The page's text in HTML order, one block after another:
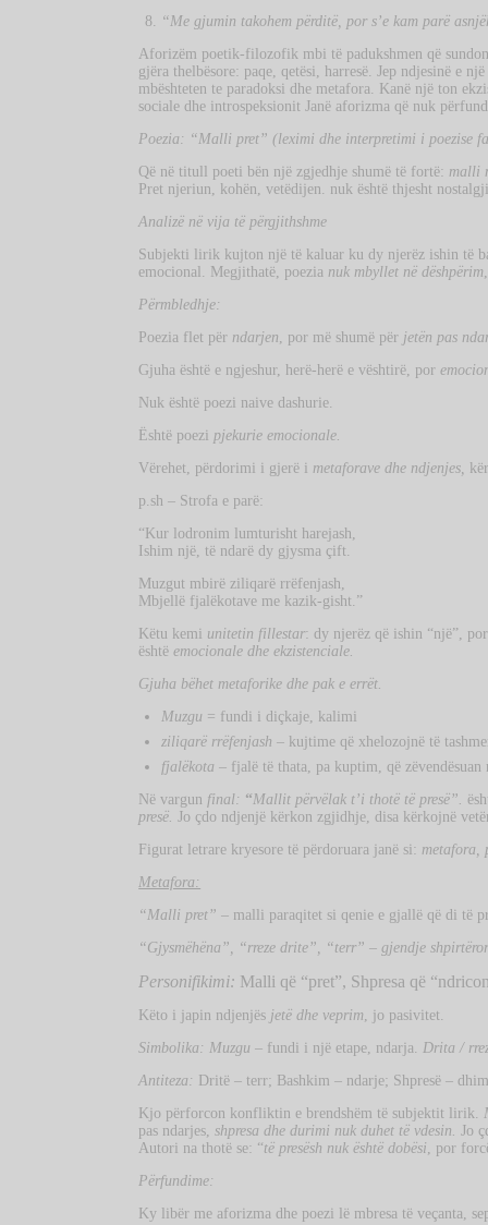
“Me gjumin takohem përditë, por s’e kam parë
Aforizëm poetik-filozofik mbi të padukshmen që
gjëra thelbësore: paqe, qetësi, harresë. Jep ndjesinë e
mbështeten te paradoksi dhe metafora. Kanë një ton
sociale dhe introspeksionit Janë aforizma që nuk
Poezia: “Malli pret” (leximi dhe interpretimi i poezise
Që në titull poeti bën një zgjedhje shumë të fortë: malli
Pret njeriun, kohën, vetëdijen. nuk është thjesht
Analizë në vija të përgjithshme
Subjekti lirik kujton një të kaluar ku dy njerëz ishin të
emocional. Megjithatë, poezia nuk mbyllet në dëshpërim
Përmbledhje:
Poezia flet për ndarjen, por më shumë për jetën pas
Gjuha është e ngjeshur, herë-herë e vështirë, por
Nuk është poezi naive dashurie.
Është poezi pjekurie emocionale.
Vërehet, përdorimi i gjerë i metaforave dhe ndjenjes,
p.sh – Strofa e parë:
“Kur lodronim lumturisht harejash,
Ishim një, të ndarë dy gjysma çift.
Muzgut mbirë ziliqarë rrëfenjash,
Mbjellë fjalëkotave me kazik-gisht.”
Këtu kemi unitetin fillestar: dy njerëz që ishin “një”,
ështëemocionale dhe ekzistenciale.
Gjuha bëhet metaforike dhe pak e errët.
Muzgu = fundi i diçkaje, kalimi
ziliqarë rrëfenjash – kujtime që xhelozojnë të
fjalëkota– fjalë të thata, pa kuptim, që zëvendësuan
Në vargun final: “Mallit përvëlak t’i thotë të presë”.
presë. Jo çdo ndjenjë kërkon zgjidhje, disa kërkojnë
Figurat letrare kryesore të përdoruara janë si: metafora,
Metafora:
“Malli pret”– malli paraqitet si qenie e gjallë që di të
“Gjysmëhëna”, “rreze drite”, “terr” – gjendje
Personifikimi: Malli që “pret”, Shpresa që
Këto i japin ndjenjës jetë dhe veprim, jo pasivitet.
Simbolika: Muzgu – fundi i një etape, ndarja. Drita /
Antiteza: Dritë – terr; Bashkim – ndarje; Shpresë –
Kjo përforcon konfliktin e brendshëm të subjektit lirik.
pas ndarjes,shpresa dhe durimi nuk duhet të vdesin. Jo
Autori na thotë se: “të presësh nuk është dobësi, por
Përfundime:
Ky libër me aforizma dhe poezi lë mbresa të veçanta,